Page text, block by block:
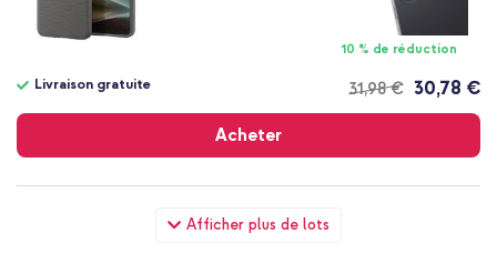
Afficher plus de lots
10 % de réduction
31,98 €
Livraison gratuite 30,78 €
Acheter
gratuite
Spigen Coque Liquid Air™ Samsung Galaxy S26 - Marble Gray +
Chargeur GaN Ultra Slim - USB-C - 20 W - Noir